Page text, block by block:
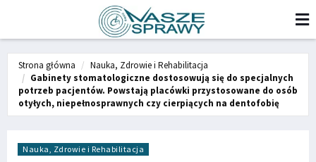
Strona główna
Nauka, Zdrowie i Rehabilitacja
Gabinety stomatologiczne dostosowują się do specjalnych
potrzeb pacjentów. Powstają placówki przystosowane do osób
otyłych, niepełnosprawnych czy cierpiących na dentofobię
Nauka, Zdrowie i Rehabilitacja